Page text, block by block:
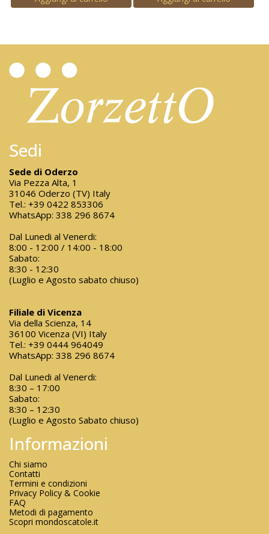
Sedi
Sede di Oderzo
Via Pezza Alta, 1
31046 Oderzo (TV) Italy
Tel.: +39 0422 853306
WhatsApp: 338 296 8674
Dal Lunedi al Venerdi:
8:00 - 12:00 / 14:00 - 18:00
Sabato:
8:30 - 12:30
(Luglio e Agosto sabato chiuso)
Filiale di Vicenza
Via della Scienza, 14
36100 Vicenza (VI) Italy
Tel.: +39 0444 964049
WhatsApp: 338 296 8674
Dal Lunedi al Venerdi:
8:30 – 17:00
Sabato:
8:30 – 12:30
(Luglio e Agosto Sabato chiuso)
Informazioni
Chi siamo
Contatti
Termini e condizioni
Privacy Policy & Cookie
FAQ
Metodi di pagamento
Scopri mondoscatole.it